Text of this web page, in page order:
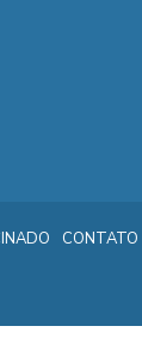
CONTATO